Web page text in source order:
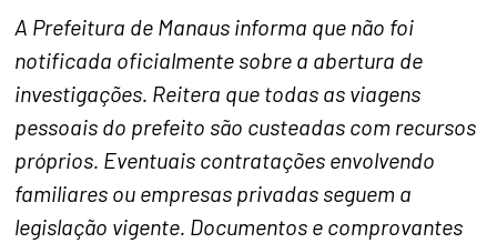
A Prefeitura de Manaus informa que não foi
notificada oficialmente sobre a abertura de
investigações. Reitera que todas as viagens
pessoais do prefeito são custeadas com recursos
próprios. Eventuais contratações envolvendo
familiares ou empresas privadas seguem a
legislação vigente. Documentos e comprovantes